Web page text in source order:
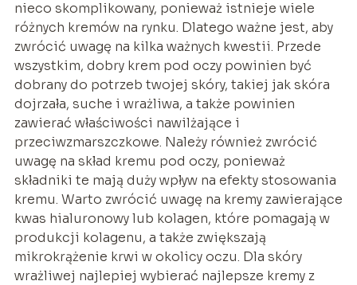
nieco skomplikowany, ponieważ istnieje wiele
różnych kremów na rynku. Dlatego ważne jest, aby
zwrócić uwagę na kilka ważnych kwestii. Przede
wszystkim, dobry krem pod oczy powinien być
dobrany do potrzeb twojej skóry, takiej jak skóra
dojrzała, suche i wrażliwa, a także powinien
zawierać właściwości nawilżające i
przeciwzmarszczkowe. Należy również zwrócić
uwagę na skład kremu pod oczy, ponieważ
składniki te mają duży wpływ na efekty stosowania
kremu. Warto zwrócić uwagę na kremy zawierające
kwas hialuronowy lub kolagen, które pomagają w
produkcji kolagenu, a także zwiększają
mikrokrążenie krwi w okolicy oczu. Dla skóry
wrażliwej najlepiej wybierać najlepsze kremy z